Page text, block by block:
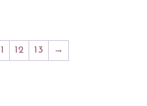
12 13 →